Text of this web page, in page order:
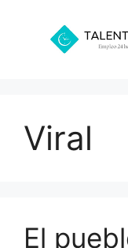
contenido
Viral
El